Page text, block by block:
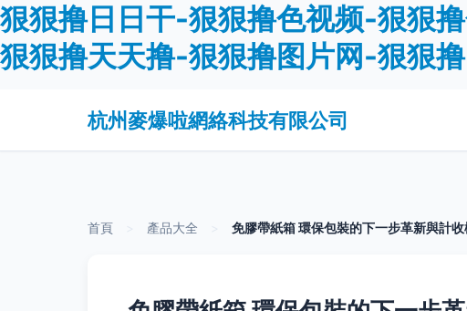
狠狠撸日日干-狠狠撸色视频-狠狠
狠狠撸天天撸-狠狠撸图片网-狠狠
杭州麥爆啦網絡科技有限公司
首頁 產品大全 免膠帶紙箱 環保包裝的下一步革新與計